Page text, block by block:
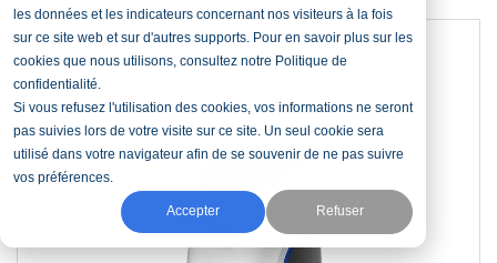
les données et les indicateurs concernant nos visiteurs à la fois
sur ce site web et sur d'autres supports. Pour en savoir plus sur les
cookies que nous utilisons, consultez notre Politique de
confidentialité.
Si vous refusez l'utilisation des cookies, vos informations ne seront
pas suivies lors de votre visite sur ce site. Un seul cookie sera
utilisé dans votre navigateur afin de se souvenir de ne pas suivre
vos préférences.
Accepter Refuser